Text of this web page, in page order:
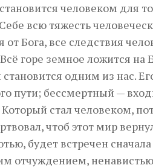
человеком для
всю тяжесть
от Бога, все следствия
горе земное ложится
становится одним из нас.
пути; бессмертный —
стал человеком,
чтоб этот мир
будет встречен
отчуждением,